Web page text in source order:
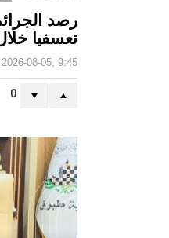
تعسفيا
2026-08-05, 9:45 م
0